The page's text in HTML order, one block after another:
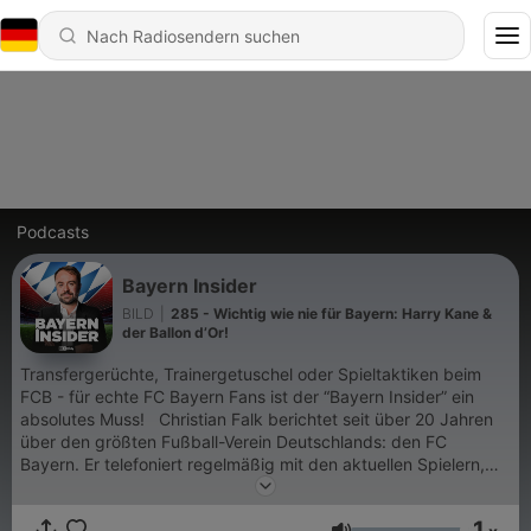
Podcasts
Bayern Insider
BILD
285 - Wichtig wie nie für Bayern: Harry Kane &
der Ballon d’Or!
Transfergerüchte, Trainergetuschel oder Spieltaktiken beim
FCB - für echte FC Bayern Fans ist der “Bayern Insider” ein
absolutes Muss! Christian Falk berichtet seit über 20 Jahren
über den größten Fußball-Verein Deutschlands: den FC
Bayern. Er telefoniert regelmäßig mit den aktuellen Spielern,
den Bayern-Bossen - und bekommt immer wieder Anrufe von